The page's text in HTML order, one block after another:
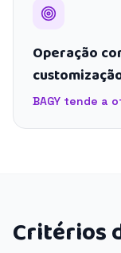
Operação
BAGY tende a
Critérios